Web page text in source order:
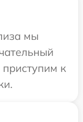
мы
к